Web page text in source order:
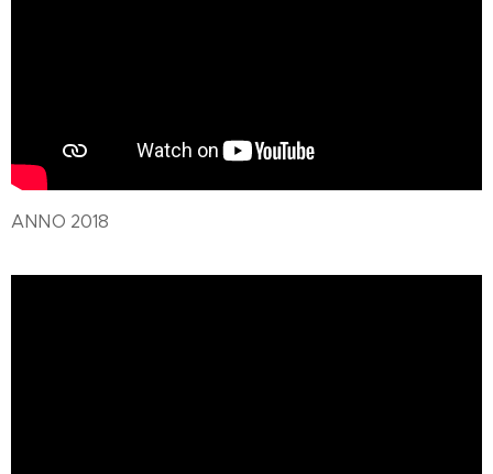
ANNO 2018